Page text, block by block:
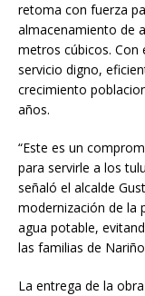
retoma con fuerza
almacenamiento de
metros cúbicos. Con
servicio digno,
crecimiento
años.
“Este es un
para servirle a los
señaló el alcalde
modernización de la
agua potable,
las familias de
La entrega de la